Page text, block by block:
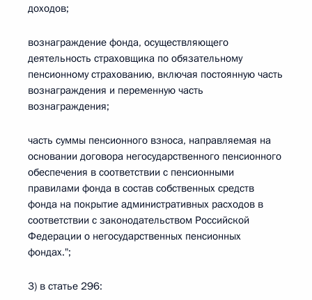
доходов;
вознаграждение фонда, осуществляющего
деятельность страховщика по обязательному
пенсионному страхованию, включая постоянную часть
вознаграждения и переменную часть
вознаграждения;
часть суммы пенсионного взноса, направляемая на
основании договора негосударственного пенсионного
обеспечения в соответствии с пенсионными
правилами фонда в состав собственных средств
фонда на покрытие административных расходов в
соответствии с законодательством Российской
Федерации о негосударственных пенсионных
фондах.";
3) в статье 296: